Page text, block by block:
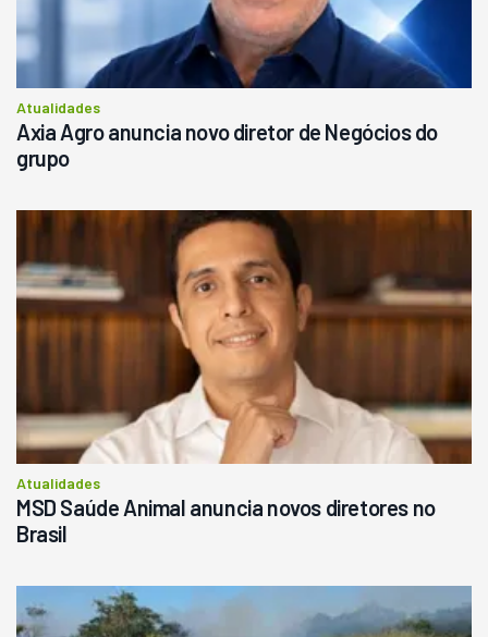
Atualidades
Axia Agro anuncia novo diretor de Negócios do
grupo
Atualidades
MSD Saúde Animal anuncia novos diretores no
Brasil